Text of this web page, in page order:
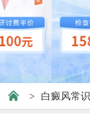
> 白癜风常识